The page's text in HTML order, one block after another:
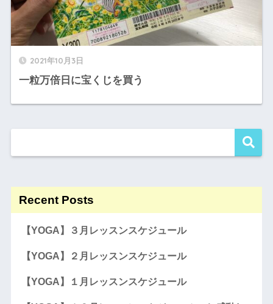
2021年10月3日
一粒万倍日に宝くじを買う
Recent Posts
【YOGA】３月レッスンスケジュール
【YOGA】２月レッスンスケジュール
【YOGA】１月レッスンスケジュール